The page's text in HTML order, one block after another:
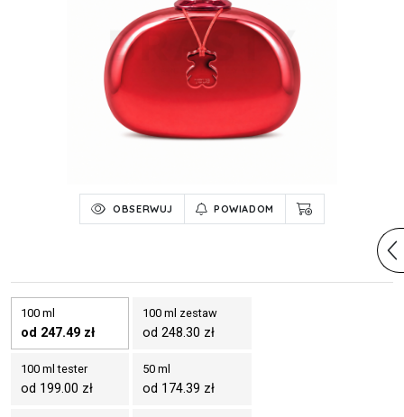
OBSERWUJ POWIADOM
100 ml
od 247.49 zł
100 ml zestaw
od 248.30 zł
100 ml tester
od 199.00 zł
50 ml
od 174.39 zł